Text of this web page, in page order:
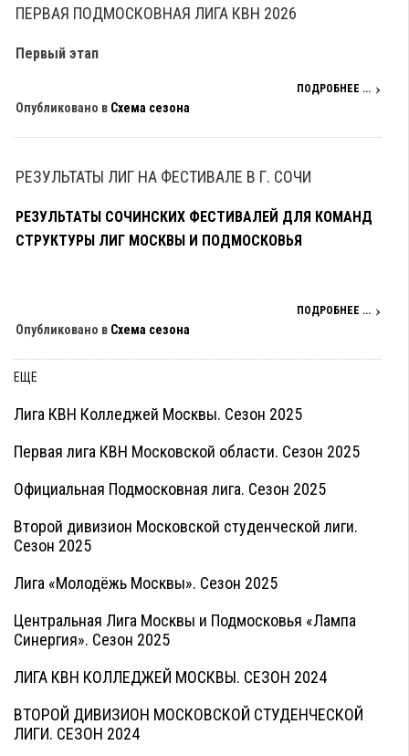
ПЕРВАЯ ПОДМОСКОВНАЯ ЛИГА КВН 2026
Первый этап
ПОДРОБНЕЕ ...
Опубликовано в Схема сезона
РЕЗУЛЬТАТЫ ЛИГ НА ФЕСТИВАЛЕ В Г. СОЧИ
РЕЗУЛЬТАТЫ СОЧИНСКИХ ФЕСТИВАЛЕЙ ДЛЯ КОМАНД
СТРУКТУРЫ ЛИГ МОСКВЫ И ПОДМОСКОВЬЯ
ПОДРОБНЕЕ ...
Опубликовано в Схема сезона
ЕЩЕ
Лига КВН Колледжей Москвы. Сезон 2025
Первая лига КВН Московской области. Сезон 2025
Официальная Подмосковная лига. Сезон 2025
Второй дивизион Московской студенческой лиги.
Сезон 2025
Лига «Молодёжь Москвы». Сезон 2025
Центральная Лига Москвы и Подмосковья «Лампа
Синергия». Сезон 2025
ЛИГА КВН КОЛЛЕДЖЕЙ МОСКВЫ. СЕЗОН 2024
ВТОРОЙ ДИВИЗИОН МОСКОВСКОЙ СТУДЕНЧЕСКОЙ
ЛИГИ. СЕЗОН 2024